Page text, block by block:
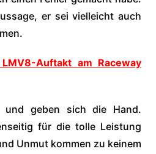
er sei vielleicht auch
Auftakt am Raceway
und geben sich die Hand.
für die tolle Leistung
Unmut kommen zu keinem